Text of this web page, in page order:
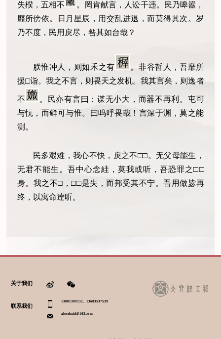
失楑，五相不
。罔肯献言，人讼干违。民乃嗥嚣，
靡所傍依。日月星辰，用交乱进退，而莫得其次。岁
乃不度，民用戾尽，咎其如台哉？
朕惟冲人，则如禾之有 。非谷哲人，吾靡所
援□诣。 我之不言，则畏天之发机。我其言矣，则逸者
不 。 民亦有言曰：谋无小大，而器不再利。 屯可
与忨，而鲜可与惟。 曰呜呼畏哉！言深于渊，莫之能
测。
民多艰难，我心不快，戾之不□□。无父母能生，
无君不能生。吾中心念絓，莫我或听，吾恐罪之□□
身。我之不□ ，□□是失，而邦受其不宁。吾用做毖再
终，以寓命逹听。
关于我们
联系我们
13801309232、13683537539
alexzhaid@163.com